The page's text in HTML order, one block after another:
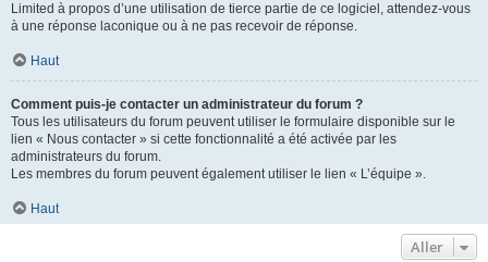
Limited à propos d’une utilisation de tierce partie de ce logiciel, attendez-vous
à une réponse laconique ou à ne pas recevoir de réponse.
Haut
Comment puis-je contacter un administrateur du forum ?
Tous les utilisateurs du forum peuvent utiliser le formulaire disponible sur le
lien « Nous contacter » si cette fonctionnalité a été activée par les
administrateurs du forum.
Les membres du forum peuvent également utiliser le lien « L’équipe ».
Haut
Aller